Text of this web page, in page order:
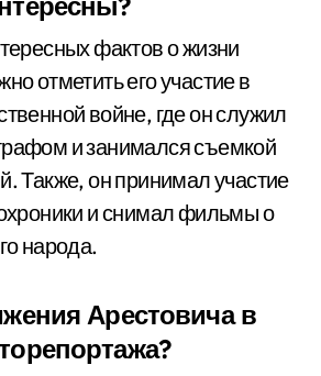
фактов о жизни
отметить его участие в
войне, где он служил
и занимался съемкой
Также, он принимал участие
и снимал фильмы о
народа.
Арестовича в